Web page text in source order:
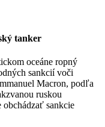
tanker
oceáne ropný
sankcií voči
Macron, podľa
ruskou
sankcie